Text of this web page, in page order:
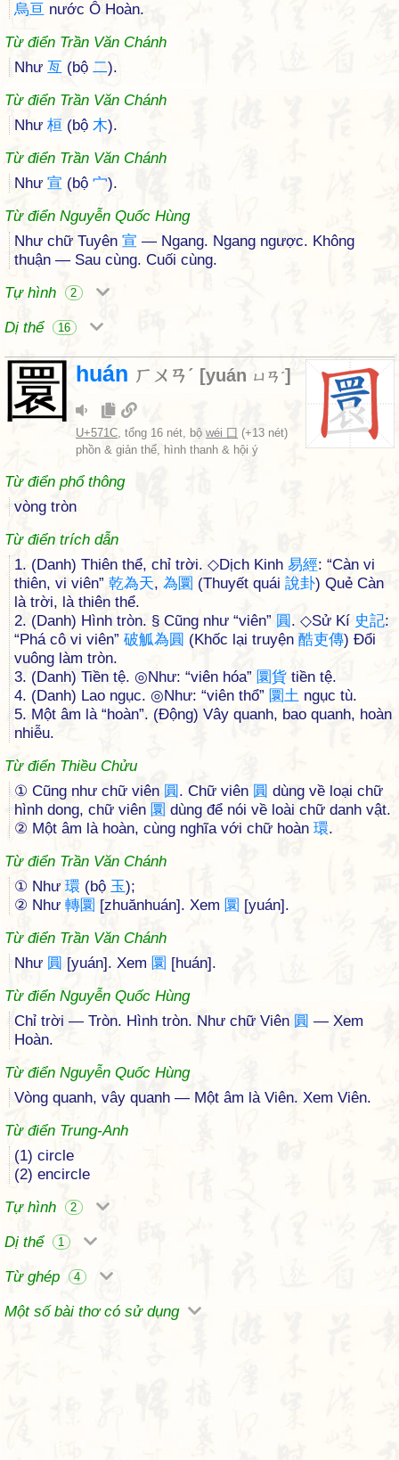
烏亘 nước Ô Hoàn.
Từ điển Trần Văn Chánh
Như 亙 (bộ 二).
Từ điển Trần Văn Chánh
Như 桓 (bộ 木).
Từ điển Trần Văn Chánh
Như 宣 (bộ 宀).
Từ điển Nguyễn Quốc Hùng
Như chữ Tuyên 宣 — Ngang. Ngang ngược. Không
thuận — Sau cùng. Cuối cùng.
Tự hình
2
Dị thể 16
圜 huán ㄏㄨㄢˊ [yuán ㄩㄢˊ]
U+571C, tổng 16 nét, bộ wéi 囗 (+13 nét)
phồn & giản thể, hình thanh & hội ý
Từ điển phổ thông
vòng tròn
Từ điển trích dẫn
1. (Danh) Thiên thể, chỉ trời. ◇Dịch Kinh 易經: “Càn vi
thiên, vi viên” 乾為天, 為圜 (Thuyết quái 說卦) Quẻ Càn
là trời, là thiên thể.
2. (Danh) Hình tròn. § Cũng như “viên” 圓. ◇Sử Kí 史記:
“Phá cô vi viên” 破觚為圓 (Khốc lại truyện 酷吏傳) Đổi
vuông làm tròn.
3. (Danh) Tiền tệ. ◎Như: “viên hóa” 圜貨 tiền tệ.
4. (Danh) Lao ngục. ◎Như: “viên thổ” 圜土 ngục tù.
5. Một âm là “hoàn”. (Động) Vây quanh, bao quanh, hoàn
nhiễu.
Từ điển Thiều Chửu
① Cũng như chữ viên 圓. Chữ viên 圓 dùng về loại chữ
hình dong, chữ viên 圜 dùng để nói về loài chữ danh vật.
② Một âm là hoàn, cùng nghĩa với chữ hoàn 環.
Từ điển Trần Văn Chánh
① Như 環 (bộ 玉);
② Như 轉圜 [zhuănhuán]. Xem 圜 [yuán].
Từ điển Trần Văn Chánh
Như 圓 [yuán]. Xem 圜 [huán].
Từ điển Nguyễn Quốc Hùng
Chỉ trời — Tròn. Hình tròn. Như chữ Viên 圓 — Xem
Hoàn.
Từ điển Nguyễn Quốc Hùng
Vòng quanh, vây quanh — Một âm là Viên. Xem Viên.
Từ điển Trung-Anh
(1) circle
(2) encircle
Tự hình
2
Dị thể 1
Từ ghép 4
Một số bài thơ có sử dụng